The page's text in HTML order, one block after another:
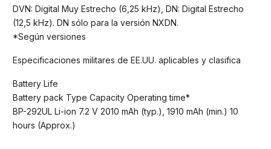
DVN: Digital Muy Estrecho (6,25 kHz), DN: Digital Estrecho
(12,5 kHz). DN sólo para la versión NXDN.
*Según versiones
Especificaciones militares de EE.UU. aplicables y clasifica
Battery Life
Battery pack Type Capacity Operating time*
BP-292UL Li-ion 7.2 V 2010 mAh (typ.), 1910 mAh (min.) 10
hours (Approx.)